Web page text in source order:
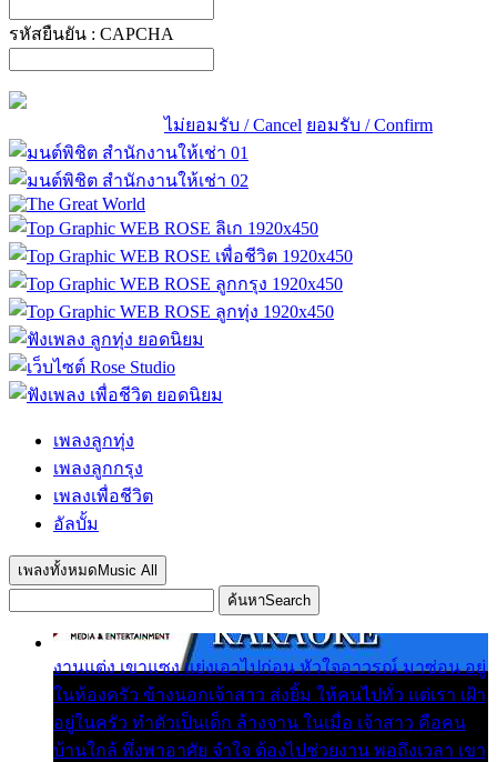
รหัสยืนยัน : CAPCHA
ไม่ยอมรับ / Cancel ยอมรับ / Confirm
เพลงลูกทุ่ง
เพลงลูกกรุง
เพลงเพื่อชีวิต
อัลบั้ม
เพลงทั้งหมด Music All
ค้นหาSearch
งานแต่ง เขาแซง แย่งเอาไปก่อน หัวใจอาวรณ์ มาซ่อน อยู่
ในห้องครัว ข้างนอกเจ้าสาว ส่งยิ้ม ให้คนไปทั่ว แต่เรา เฝ้า
อยู่ในครัว ทำตัวเป็นเด็ก ล้างจาน ในเมื่อ เจ้าสาว คือคน
บ้านใกล้ พึ่งพาอาศัย จำใจ ต้องไปช่วยงาน พอถึงเวลา เขา